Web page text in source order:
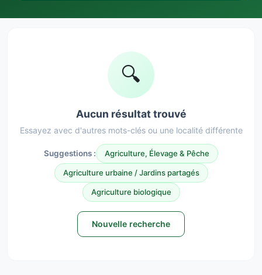
🔍
Aucun résultat trouvé
Essayez avec d'autres mots-clés ou une localité différente
Suggestions : Agriculture, Élevage & Pêche
Agriculture urbaine / Jardins partagés
Agriculture biologique
Nouvelle recherche